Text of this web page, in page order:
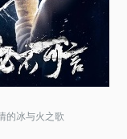
的冰与火之歌